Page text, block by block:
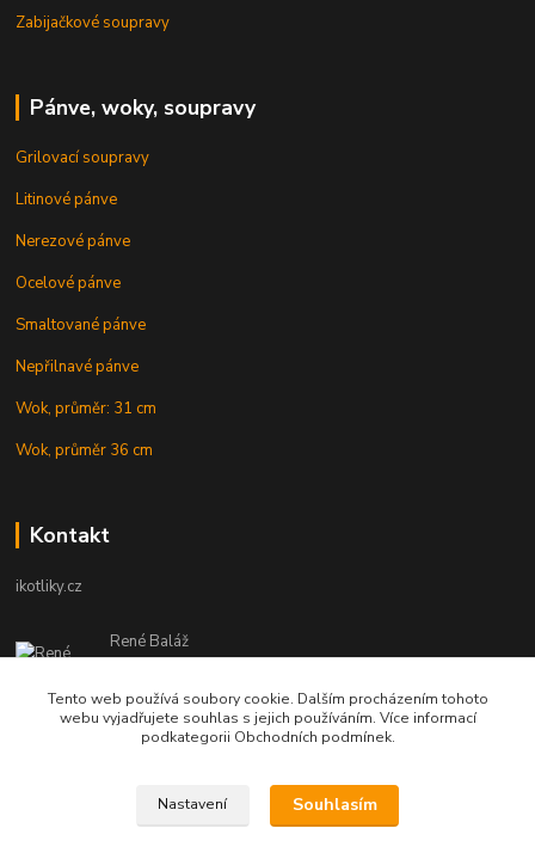
Zabijačkové soupravy
Pánve, woky, soupravy
Grilovací soupravy
Litinové pánve
Nerezové pánve
Ocelové pánve
Smaltované pánve
Nepřilnavé pánve
Wok, průměr: 31 cm
Wok, průměr 36 cm
Kontakt
ikotliky.cz
René Baláž
Eshop: +421 902 212 007
od 8:00 - do 16:00 hod
info@ikotliky.cz
Tento web používá soubory cookie. Dalším procházením tohoto
webu vyjadřujete souhlas s jejich používáním. Více informací
podkategorii Obchodních podmínek.
Nastavení Souhlasím